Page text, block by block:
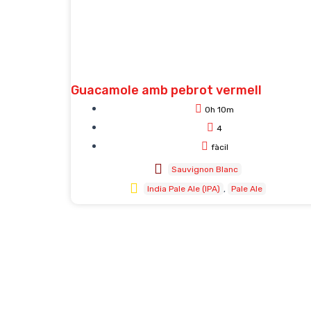
Guacamole amb pebrot vermell
0h 10m
4
fàcil
Sauvignon Blanc
India Pale Ale (IPA)
Pale Ale